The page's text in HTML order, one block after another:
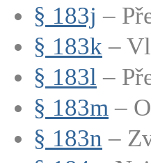
§ 183j –
§ 183k –
§ 183l –
§ 183m –
§ 183n –